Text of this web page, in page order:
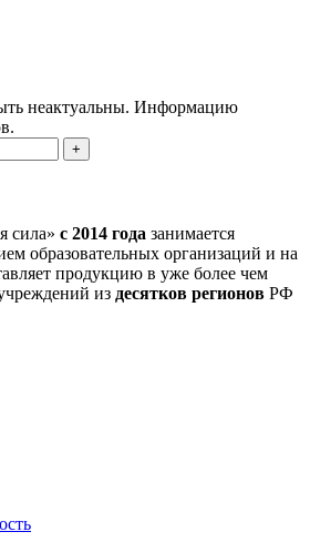
неактуальны. Информацию
+
сила» с 2014 года занимается
образовательных организаций и на
продукцию в уже более чем
из десятков регионов РФ